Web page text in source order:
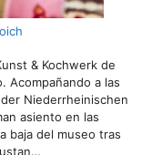
& Kochwerk de
Acompañando a las
Niederrheinischen
asiento en las
baja del museo tras